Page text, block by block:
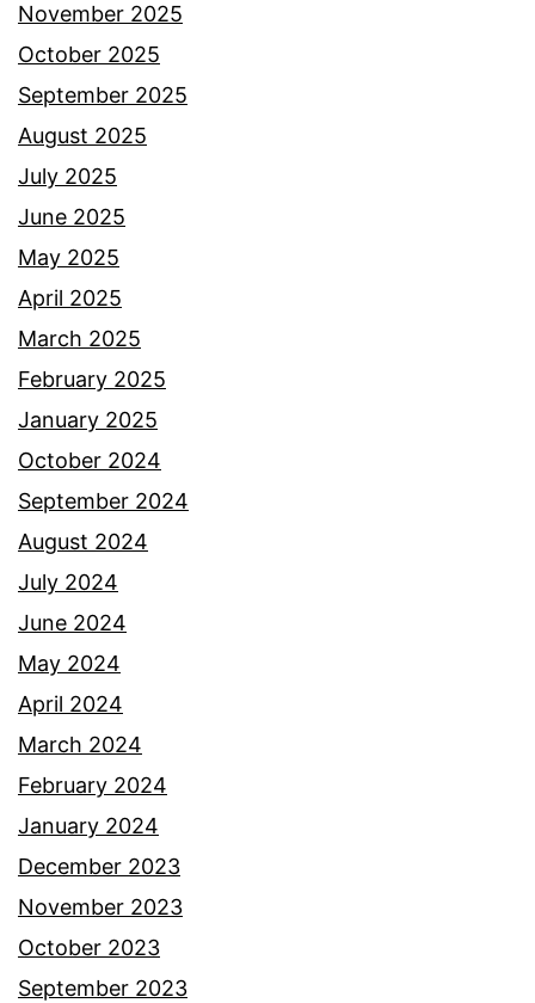
November 2025
October 2025
September 2025
August 2025
July 2025
June 2025
May 2025
April 2025
March 2025
February 2025
January 2025
October 2024
September 2024
August 2024
July 2024
June 2024
May 2024
April 2024
March 2024
February 2024
January 2024
December 2023
November 2023
October 2023
September 2023